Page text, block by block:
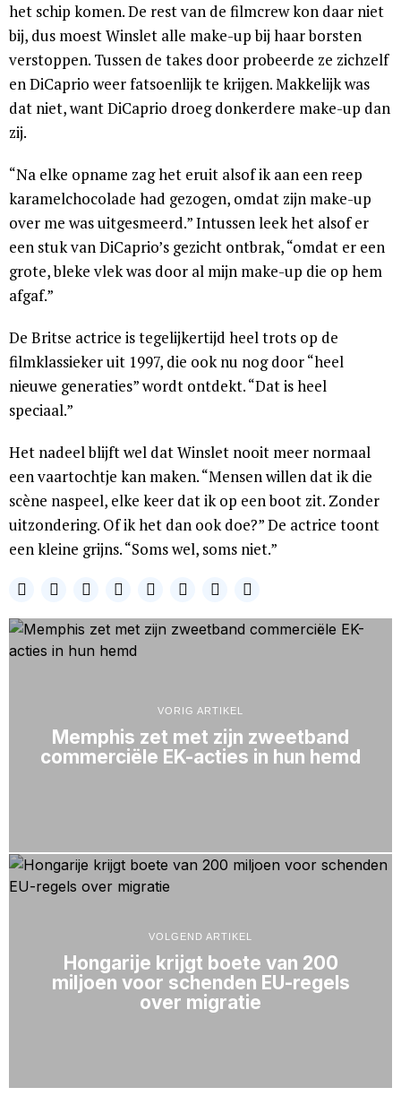
het schip komen. De rest van de filmcrew kon daar niet
bij, dus moest Winslet alle make-up bij haar borsten
verstoppen. Tussen de takes door probeerde ze zichzelf
en DiCaprio weer fatsoenlijk te krijgen. Makkelijk was
dat niet, want DiCaprio droeg donkerdere make-up dan
zij.
“Na elke opname zag het eruit alsof ik aan een reep
karamelchocolade had gezogen, omdat zijn make-up
over me was uitgesmeerd.” Intussen leek het alsof er
een stuk van DiCaprio’s gezicht ontbrak, “omdat er een
grote, bleke vlek was door al mijn make-up die op hem
afgaf.”
De Britse actrice is tegelijkertijd heel trots op de
filmklassieker uit 1997, die ook nu nog door “heel
nieuwe generaties” wordt ontdekt. “Dat is heel
speciaal.”
Het nadeel blijft wel dat Winslet nooit meer normaal
een vaartochtje kan maken. “Mensen willen dat ik die
scène naspeel, elke keer dat ik op een boot zit. Zonder
uitzondering. Of ik het dan ook doe?” De actrice toont
een kleine grijns. “Soms wel, soms niet.”
VORIG ARTIKEL
Memphis zet met zijn zweetband
commerciële EK-acties in hun hemd
VOLGEND ARTIKEL
Hongarije krijgt boete van 200
miljoen voor schenden EU-regels
over migratie